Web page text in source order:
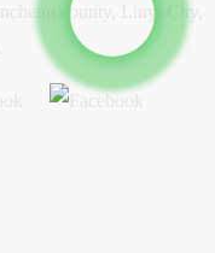
county, Linyi City,